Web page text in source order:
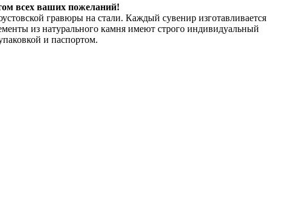
всех ваших пожеланий!
гравюры на стали. Каждый сувенир изготавливается
из натурального камня имеют строго индивидуальный
и паспортом.